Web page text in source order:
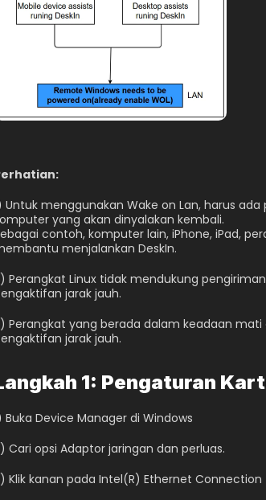
Untuk menggunakan Wake on Lan, harus
yang akan dinyalakan kembali.
contoh, komputer lain, iPhone, iPad,
menjalankan DeskIn.
Perangkat Linux tidak mendukung
jarak jauh.
Perangkat yang berada dalam keadaan
jarak jauh.
1: Pengaturan
Buka Device Manager di Windows
Cari opsi Adaptor jaringan dan perluas.
Klik kanan pada Intel(R) Ethernet Connection